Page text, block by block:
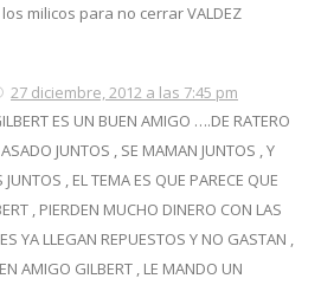
milicos para no cerrar VALDEZ
27 diciembre, 2012 a las 7:45 pm
ES UN BUEN AMIGO ….DE RATERO
JUNTOS , SE MAMAN JUNTOS , Y
, EL TEMA ES QUE PARECE QUE
, PIERDEN MUCHO DINERO CON LAS
YA LLEGAN REPUESTOS Y NO GASTAN ,
AMIGO GILBERT , LE MANDO UN